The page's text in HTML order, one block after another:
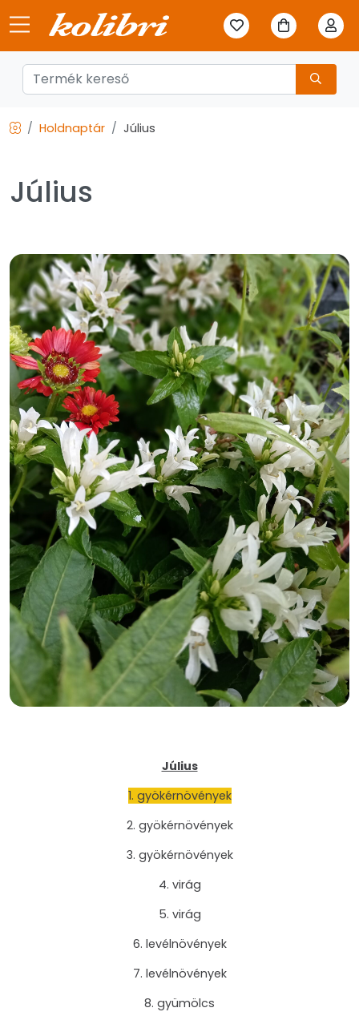
Holdnaptár Július
Július
Július
1. gyökérnövények
2. gyökérnövények
3. gyökérnövények
4. virág
5. virág
6. levélnövények
7. levélnövények
8. gyümölcs